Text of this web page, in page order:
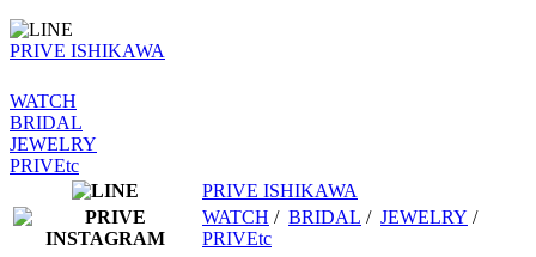
PRIVE ISHIKAWA
WATCH
BRIDAL
JEWELRY
PRIVEtc
PRIVE ISHIKAWA
WATCH / BRIDAL / JEWELRY /
PRIVEtc